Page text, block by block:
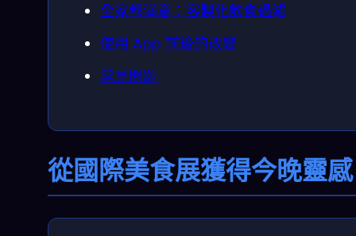
全家都滿意：客製化飲食過濾
使用 App 前後的改變
常見問題
從國際美食展獲得今晚靈感